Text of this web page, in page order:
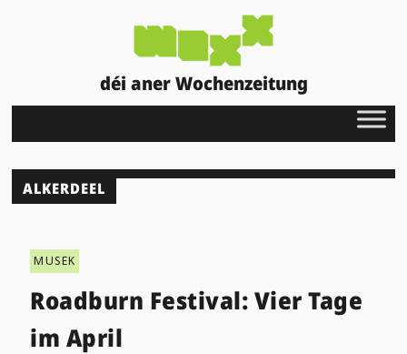
déi aner Wochenzeitung
ALKERDEEL
MUSEK
Roadburn Festival: Vier Tage
im April